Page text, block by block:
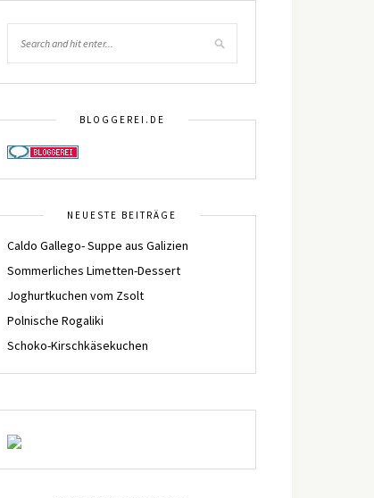
BLOGGEREI.DE
NEUESTE BEITRÄGE
Caldo Gallego- Suppe aus Galizien
Sommerliches Limetten-Dessert
Joghurtkuchen vom Zsolt
Polnische Rogaliki
Schoko-Kirschkäsekuchen